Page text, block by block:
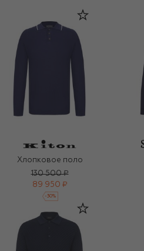
Хлопковое поло
130 500 ₽
89 950 ₽
-30%